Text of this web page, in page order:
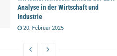
Analyse in der Wirtschaft und
Industrie
20. Februar 2025